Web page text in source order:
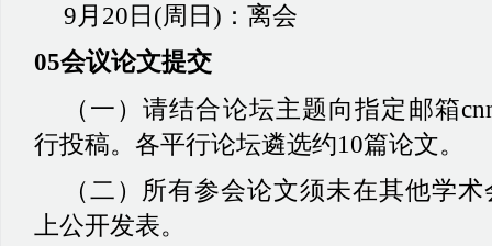
9月20日(周日) ： 离会
05会议论文提交
（ 一 ）请结合论坛主题向指定邮箱
行投稿。各平行论坛遴选约10篇论文。
（二 ） 所有参会论文须未在其他学
上公开发表。